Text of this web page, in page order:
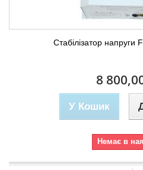
Стабілізатор напруги
8
У Кошик
Немає в